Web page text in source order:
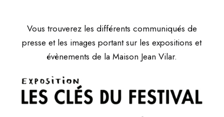
Vous trouverez les différents communiqués de
presse et les images portant sur les expositions et
évènements de la Maison Jean Vilar.